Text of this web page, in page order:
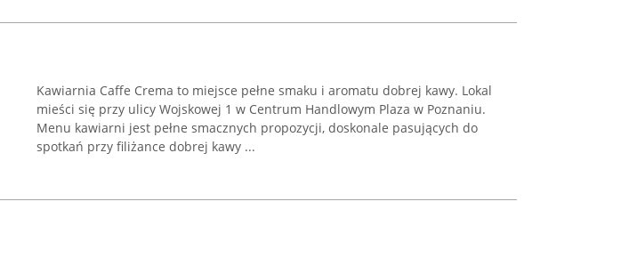
Kawiarnia Caffe Crema to miejsce pełne smaku i aromatu dobrej kawy. Lokal
mieści się przy ulicy Wojskowej 1 w Centrum Handlowym Plaza w Poznaniu.
Menu kawiarni jest pełne smacznych propozycji, doskonale pasujących do
spotkań przy filiżance dobrej kawy ...